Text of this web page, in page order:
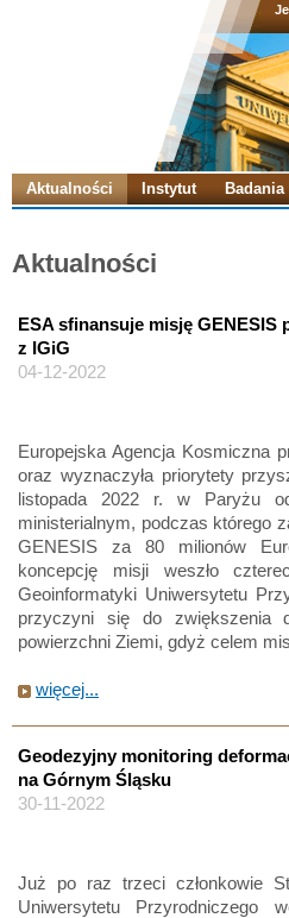
Aktualności Instytut Badania
Aktualności
ESA sfinansuje misję GENESIS
z IGiG
04-12-2022
Europejska Agencja Kosmiczna
oraz wyznaczyła priorytety
listopada 2022 r. w Paryżu
ministerialnym, podczas którego
GENESIS za 80 milionów
koncepcję misji weszło
Geoinformatyki Uniwersytetu
przyczyni się do zwiększenia
powierzchni Ziemi, gdyż celem
więcej...
Geodezyjny monitoring
na Górnym Śląsku
30-11-2022
Już po raz trzeci członkowie
Uniwersytetu Przyrodniczego